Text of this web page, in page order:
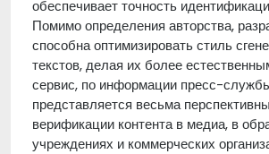
обеспечивает точность
Помимо определения авторства,
способна оптимизировать стиль
текстов, делая их более
сервис, по информации пресс-
представляется весьма
верификации контента в медиа, в
учреждениях и коммерческих